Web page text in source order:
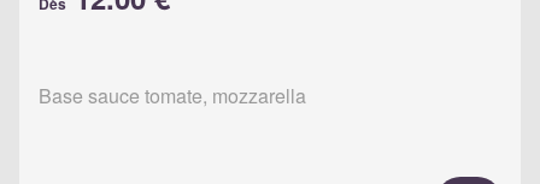
Base sauce tomate, mozzarella